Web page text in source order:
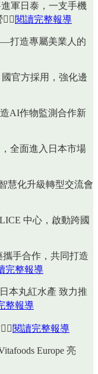
軍日泰，一支手機
閱讀完整報導
打造專屬美業人的
國官方採用，強化邊
AI作物監測合作新
全面進入日本市場
慧化升級轉型交流會
中心，啟動跨國
手合作，共同打造
完整報導
本丸紅水產 致力推
整報導
閱讀完整報導
Europe 亮